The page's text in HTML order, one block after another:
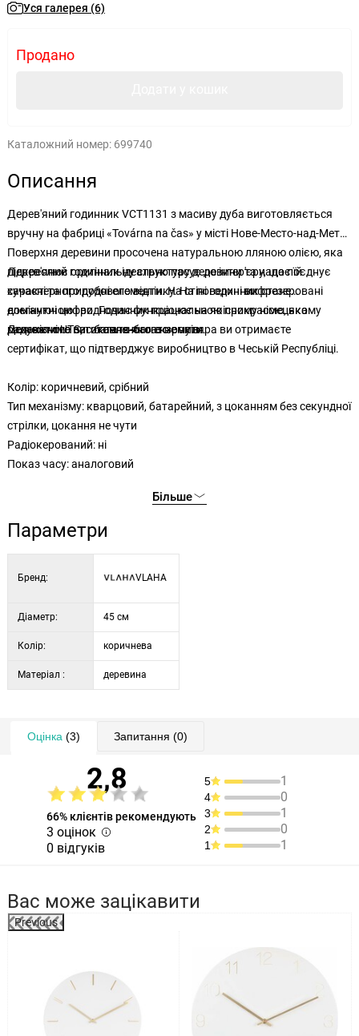
Уся галерея (6)
Продано
Каталожний номер: 699740
Описання
Дерев'яний годинник VCT1131 з масиву дуба виготовляється
вручну на фабриці «Továrna na čas» у місті Нове-Место-над-Метуї.
Поверхня деревини просочена натуральною лляною олією, яка
підкреслює оригінальну структуру деревини та надає їй
характерного дубового відтінку. На поверхні вифрезеровані
елегантні цифри. Годинник працює на якісному німецькому
механізмі UTS, тикання якого не чути.
Дерев'яний годинник ідеально пасує до інтер'єру, що поєднує
сучасні та природні елементи. На стіні годинник стане
домінуючою і водночас функціональною прикрасою, яка
радуватиме вас багато-багато років.
До кожного виготовленого екземпляра ви отримаєте
сертифікат, що підтверджує виробництво в Чеській Республіці.
Колір: коричневий, срібний
Тип механізму: кварцовий, батарейний, з цоканням без секундної
стрілки, цокання не чути
Радіокерований: ні
Показ часу: аналоговий
Більше
Параметри
Бренд: VLAHA
Діаметр: 45 см
Колір: коричнева
Матеріал : деревина
Оцінка (3) Запитання (0)
2,8
66% клієнтів рекомендують
3 оцінок
0 відгуків
5 1
4 0
3 1
2 0
1 1
Вас може зацікавити
Previous